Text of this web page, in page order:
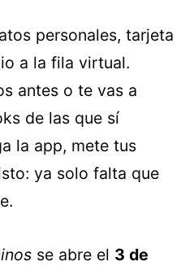
personales, tarjeta
a la fila virtual.
antes o te vas a
de las que sí
la app, mete tus
ya solo falta que
se abre el 3 de